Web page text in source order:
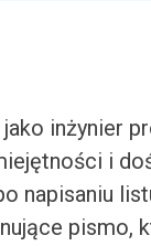
inżynier
i
napisaniu
pismo,